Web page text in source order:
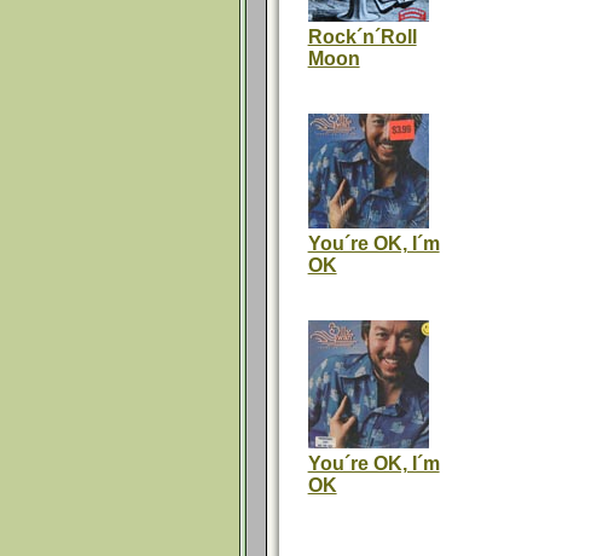
Rock´n´Roll
Moon
You´re OK, I´m
OK
You´re OK, I´m
OK